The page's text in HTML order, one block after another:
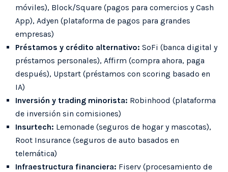
móviles), Block/Square (pagos para comercios y Cash
App), Adyen (plataforma de pagos para grandes
empresas)
Préstamos y crédito alternativo: SoFi (banca digital y
préstamos personales), Affirm (compra ahora, paga
después), Upstart (préstamos con scoring basado en
IA)
Inversión y trading minorista: Robinhood (plataforma
de inversión sin comisiones)
Insurtech: Lemonade (seguros de hogar y mascotas),
Root Insurance (seguros de auto basados en
telemática)
Infraestructura financiera: Fiserv (procesamiento de